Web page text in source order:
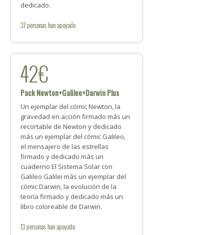
dedicado.
37personashan apoyado
42€
Pack Newton+Galileo+Darwin Plus
Un ejemplar del cómic Newton, la
gravedad en acción firmado más un
recortable de Newton y dedicado
más un ejemplar del cómic Galileo,
el mensajero de las estrellas
firmado y dedicado más un
cuaderno El Sistema Solar con
Galileo Galilei más un ejemplar del
cómic Darwin, la evolución de la
teoría firmado y dedicado más un
libro coloreable de Darwin.
13personashan apoyado